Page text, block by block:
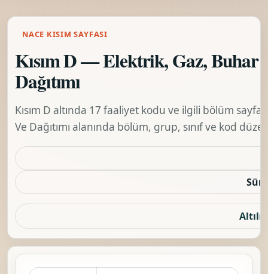
NACE KISIM SAYFASI
Kısım D — Elektrik, Gaz,
Dağıtımı
Kısım D altında 17 faaliyet kodu ve ilgili bölüm
Ve Dağıtımı alanında bölüm, grup, sınıf ve kod
Altılı